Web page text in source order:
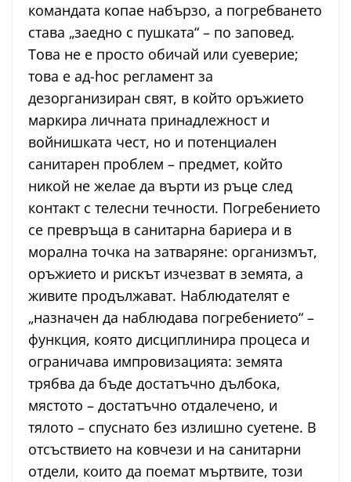
командата копае набързо, а погребването
става „заедно с пушката“ – по заповед.
Това не е просто обичай или суеверие;
това е ад-hoc регламент за
дезорганизиран свят, в който оръжието
маркира личната принадлежност и
войнишката чест, но и потенциален
санитарен проблем – предмет, който
никой не желае да върти из ръце след
контакт с телесни течности. Погребението
се превръща в санитарна бариера и в
морална точка на затваряне: организмът,
оръжието и рискът изчезват в земята, а
живите продължават. Наблюдателят е
„назначен да наблюдава погребението“ –
функция, която дисциплинира процеса и
ограничава импровизацията: земята
трябва да бъде достатъчно дълбока,
мястото – достатъчно отдалечено, и
тялото – спуснато без излишно суетене. В
отсъствието на ковчези и на санитарни
отдели, които да поемат мъртвите, този